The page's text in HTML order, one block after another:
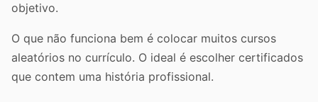
objetivo.
O que não funciona bem é colocar muitos cursos
aleatórios no currículo. O ideal é escolher certificados
que contem uma história profissional.